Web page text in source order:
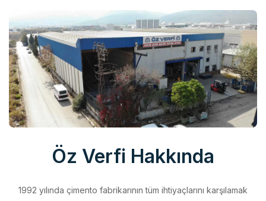
Öz Verfi Hakkında
1992 yılında çimento fabrikarının tüm ihtiyaçlarını karşılamak
gelen firmalarındandır. Özverfi 2000 m2si kapalı, 5000 m2 si